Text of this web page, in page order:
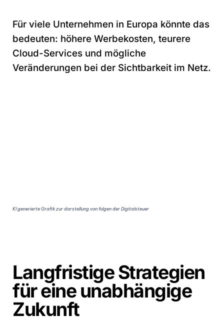
Für viele Unternehmen in Europa könnte das
bedeuten: höhere Werbekosten, teurere
Cloud-Services und mögliche
Veränderungen bei der Sichtbarkeit im Netz.
KI generierte Grafik zur darstellung von folgen der Digitalsteuer
Langfristige Strategien
für eine unabhängige
Zukunft